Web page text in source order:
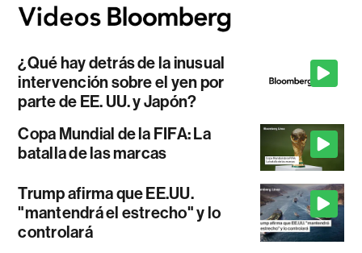
¿Qué hay detrás de la inusual
intervención sobre el yen por
parte de EE. UU. y Japón?
Copa Mundial de la FIFA: La
batalla de las marcas
Trump afirma que EE.UU.
"mantendrá el estrecho" y lo
controlará